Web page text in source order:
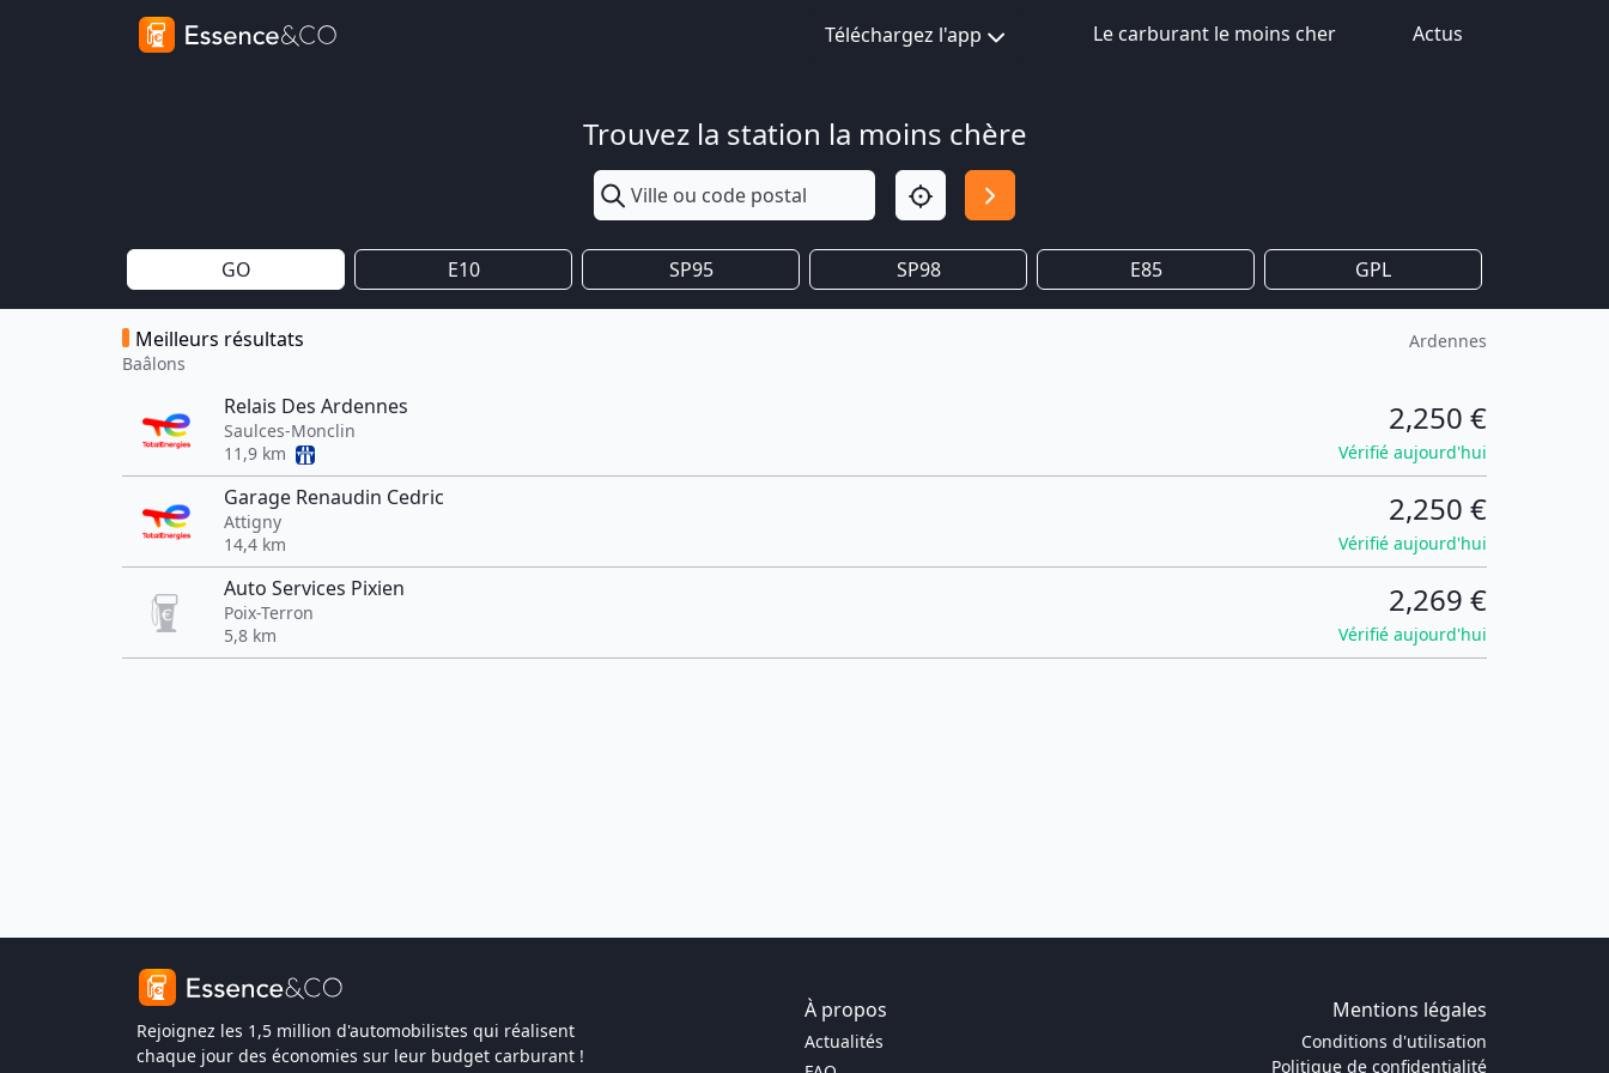
Téléchargez l'app Le carburant le moins cher Actus
Trouvez la station la moins chère
GO E10 SP95 SP98 E85 GPL
Meilleurs résultats
Baâlons
Ardennes
Relais Des Ardennes
Saulces-Monclin
11,9 km
2,250 €
Vérifié aujourd'hui
Garage Renaudin Cedric
Attigny
14,4 km
2,250 €
Vérifié aujourd'hui
Auto Services Pixien
Poix-Terron
5,8 km
2,269 €
Vérifié aujourd'hui
Rejoignez les 1,5 million d'automobilistes qui réalisent
chaque jour des économies sur leur budget carburant !
À propos Mentions légales
Actualités
Conditions d'utilisation
Politique de confidentialité